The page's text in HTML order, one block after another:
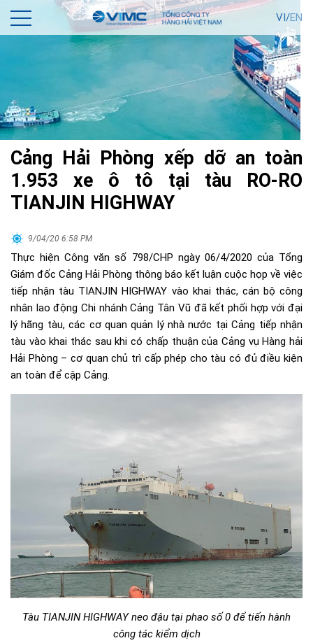
VI/EN
Cảng Hải Phòng xếp dỡ an toàn
1.953 xe ô tô tại tàu RO-RO
TIANJIN HIGHWAY
9/04/20 6:58 PM
Thực hiện Công văn số 798/CHP ngày 06/4/2020 của Tổng
Giám đốc Cảng Hải Phòng thông báo kết luận cuộc họp về việc
tiếp nhận tàu TIANJIN HIGHWAY vào khai thác, cán bộ công
nhân lao động Chi nhánh Cảng Tân Vũ đã kết phối hợp với đại
lý hãng tàu, các cơ quan quản lý nhà nước tại Cảng tiếp nhận
tàu vào khai thác sau khi có chấp thuận của Cảng vụ Hàng hải
Hải Phòng – cơ quan chủ trì cấp phép cho tàu có đủ điều kiện
an toàn để cập Cảng.
Tàu TIANJIN HIGHWAY neo đậu tại phao số 0 để tiến hành
công tác kiểm dịch